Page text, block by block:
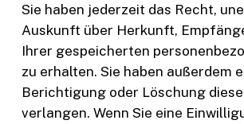
Sie haben jederzeit das Recht,
Auskunft über Herkunft,
Ihrer gespeicherten
zu erhalten. Sie haben außerdem
Berichtigung oder Löschung
verlangen. Wenn Sie eine